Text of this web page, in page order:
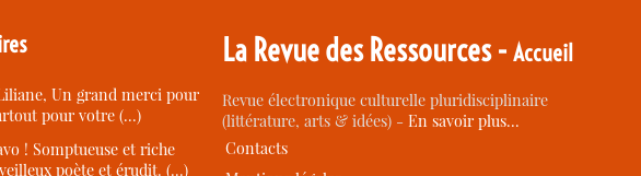
Un grand merci pour
pour votre (…)
! Somptueuse et riche
poète et érudit. (…)
La Revue des Ressources -Accueil
Revue électronique culturelle pluridisciplinaire
(littérature, arts & idées) -En savoir plus…
Contacts